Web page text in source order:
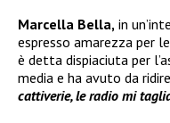
Marcella Bella, in
espresso amarezza per
è detta dispiaciuta per
media e ha avuto da
cattiverie, le radio mi